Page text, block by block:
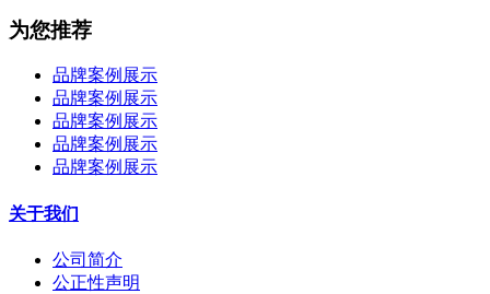
为您推荐
品牌案例展示
品牌案例展示
品牌案例展示
品牌案例展示
品牌案例展示
关于我们
公司简介
公正性声明